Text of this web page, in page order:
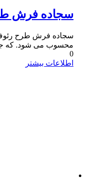
سجاده فرش
سجاده فرش طرح
محسوب می شود. که
0
اطلاعات بیشتر